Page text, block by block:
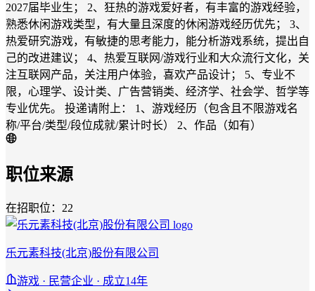
2027届毕业生； 2、狂热的游戏爱好者，有丰富的游戏经验，
熟悉休闲游戏类型，有大量且深度的休闲游戏经历优先； 3、
热爱研究游戏，有敏捷的思考能力，能分析游戏系统，提出自
己的改进建议； 4、热爱互联网/游戏行业和大众流行文化，关
注互联网产品，关注用户体验，喜欢产品设计； 5、专业不
限，心理学、设计类、广告营销类、经济学、社会学、哲学等
专业优先。 投递请附上： 1、游戏经历（包含且不限游戏名
称/平台/类型/段位成就/累计时长） 2、作品（如有）
职位来源
在招职位：22
乐元素科技(北京)股份有限公司
游戏 · 民营企业 · 成立14年